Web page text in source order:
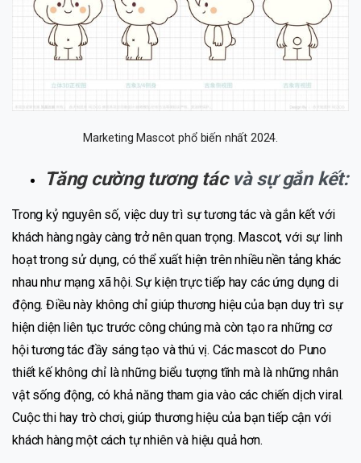
Marketing Mascot phổ biến nhất 2024.
Tăng cường tương tácvà sự gắn kết:
Trong kỷ nguyên số, việc duy trì sự tương tác và gắn kết với
khách hàng ngày càng trở nên quan trọng. Mascot, với sự linh
hoạt trong sử dụng, có thể xuất hiện trên nhiều nền tảng khác
nhau như mạng xã hội. Sự kiện trực tiếp hay các ứng dụng di
động. Điều này không chỉ giúp thương hiệu của bạn duy trì sự
hiện diện liên tục trước công chúng mà còn tạo ra những cơ
hội tương tác đầy sáng tạo và thú vị. Các mascot do Puno
thiết kế không chỉ là những biểu tượng tĩnh mà là những nhân
vật sống động, có khả năng tham gia vào các chiến dịch viral.
Cuộc thi hay trò chơi, giúp thương hiệu của bạn tiếp cận với
khách hàng một cách tự nhiên và hiệu quả hơn.